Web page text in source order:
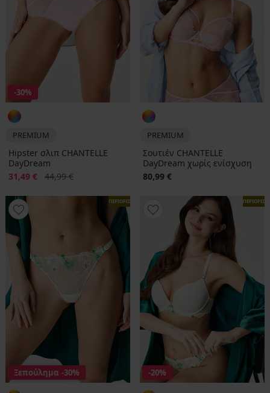
-30%
PREMIUM
Hipster σλιπ CHANTELLE
DayDream
Έκπτωση
31,49 € Αρχική τιμή
44,99 €
PREMIUM
Σουτιέν CHANTELLE
DayDream χωρίς ενίσχυση
80,99 €
ΠΕΡΙΟΡΙΣΜΕΝΑ
Ξεπούλημα -30% -20%